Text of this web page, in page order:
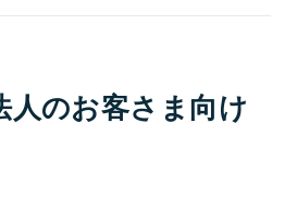
人のお客さま向け